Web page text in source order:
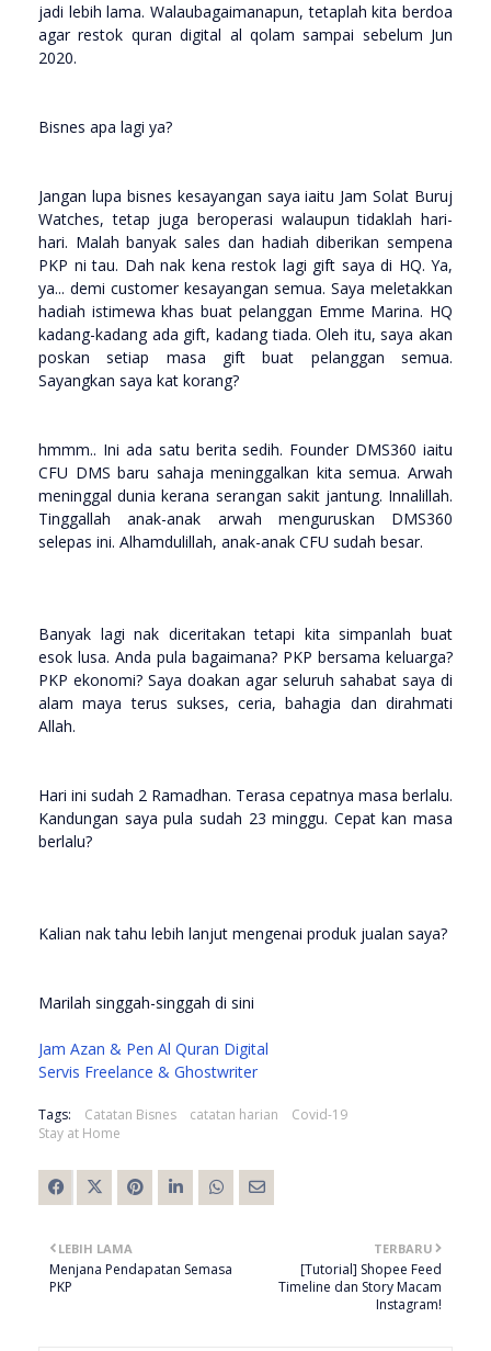
jadi lebih lama. Walaubagaimanapun, tetaplah kita berdoa
agar restok quran digital al qolam sampai sebelum Jun
2020.
Bisnes apa lagi ya?
Jangan lupa bisnes kesayangan saya iaitu Jam Solat Buruj
Watches, tetap juga beroperasi walaupun tidaklah hari-
hari. Malah banyak sales dan hadiah diberikan sempena
PKP ni tau. Dah nak kena restok lagi gift saya di HQ. Ya,
ya... demi customer kesayangan semua. Saya meletakkan
hadiah istimewa khas buat pelanggan Emme Marina. HQ
kadang-kadang ada gift, kadang tiada. Oleh itu, saya akan
poskan setiap masa gift buat pelanggan semua.
Sayangkan saya kat korang?
hmmm.. Ini ada satu berita sedih. Founder DMS360 iaitu
CFU DMS baru sahaja meninggalkan kita semua. Arwah
meninggal dunia kerana serangan sakit jantung. Innalillah.
Tinggallah anak-anak arwah menguruskan DMS360
selepas ini. Alhamdulillah, anak-anak CFU sudah besar.
Banyak lagi nak diceritakan tetapi kita simpanlah buat
esok lusa. Anda pula bagaimana? PKP bersama keluarga?
PKP ekonomi? Saya doakan agar seluruh sahabat saya di
alam maya terus sukses, ceria, bahagia dan dirahmati
Allah.
Hari ini sudah 2 Ramadhan. Terasa cepatnya masa berlalu.
Kandungan saya pula sudah 23 minggu. Cepat kan masa
berlalu?
Kalian nak tahu lebih lanjut mengenai produk jualan saya?
Marilah singgah-singgah di sini
Jam Azan & Pen Al Quran Digital
Servis Freelance & Ghostwriter
Tags: Catatan Bisnes catatan harian
Covid-19
Stay at Home
TERBARU
[Tutorial] Shopee Feed
Timeline dan Story Macam
Instagram!
LEBIH LAMA
Menjana Pendapatan Semasa
PKP